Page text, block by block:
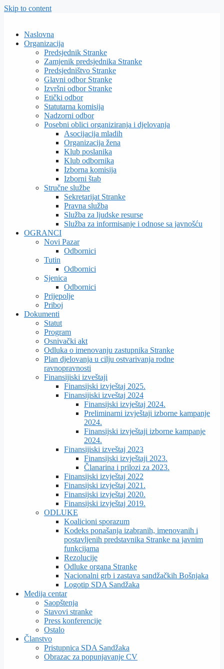
Skip to content
Naslovna
Organizacija
Predsjednik Stranke
Zamjenik predsjednika Stranke
Predsjedništvo Stranke
Glavni odbor Stranke
Izvršni odbor Stranke
Etički odbor
Statutarna komisija
Nadzorni odbor
Posebni oblici organiziranja i djelovanja
Asocijacija mladih
Organizacija žena
Klub poslanika
Klub odbornika
Izborna komisija
Izborni štab
Stručne službe
Sekretarijat Stranke
Pravna služba
Služba za ljudske resurse
Služba za informisanje i odnose sa javnošću
OGRANCI
Novi Pazar
Odbornici
Tutin
Odbornici
Sjenica
Odbornici
Prijepolje
Priboj
Dokumenti
Statut
Program
Osnivački akt
Odluka o imenovanju zastupnika Stranke
Plan djelovanja u cilju ostvarivanja rodne
ravnopravnosti
Finansijiski izveštaji
Finansijski izvještaj 2025.
Finansijiski izveštaj 2024
Finansijski izvještaj 2024.
Preliminarni izvještaji izborne kampanje
2024.
Finansijski izvještaji izborne kampanje
2024.
Finansijiski izveštaj 2023
Finansijski izvještaji 2023.
Članarina i prilozi za 2023.
Finansijski izvještaj 2022
Finansijski izvještaj 2021.
Finansijski izvještaj 2020.
Finansijski izvještaj 2019.
ODLUKE
Koalicioni sporazum
Kodeks ponašanja izabranih, imenovanih i
postavljenih predstavnika Stranke na javnim
funkcijama
Rezolucije
Odluke organa Stranke
Nacionalni grb i zastava sandžačkih Bošnjaka
Logotip SDA Sandžaka
Medija centar
Saopštenja
Stavovi stranke
Press konferencije
Ostalo
Članstvo
Pristupnica SDA Sandžaka
Obrazac za popunjavanje CV